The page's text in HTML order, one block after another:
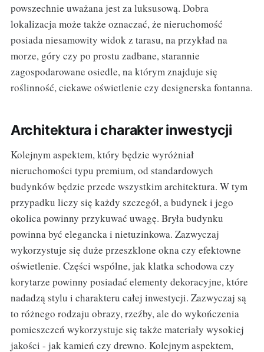
powszechnie uważana jest za luksusową. Dobra
lokalizacja może także oznaczać, że nieruchomość
posiada niesamowity widok z tarasu, na przykład na
morze, góry czy po prostu zadbane, starannie
zagospodarowane osiedle, na którym znajduje się
roślinność, ciekawe oświetlenie czy designerska fontanna.
Architektura i charakter inwestycji
Kolejnym aspektem, który będzie wyróżniał
nieruchomości typu premium, od standardowych
budynków będzie przede wszystkim architektura. W tym
przypadku liczy się każdy szczegół, a budynek i jego
okolica powinny przykuwać uwagę. Bryła budynku
powinna być elegancka i nietuzinkowa. Zazwyczaj
wykorzystuje się duże przeszklone okna czy efektowne
oświetlenie. Części wspólne, jak klatka schodowa czy
korytarze powinny posiadać elementy dekoracyjne, które
nadadzą stylu i charakteru całej inwestycji. Zazwyczaj są
to różnego rodzaju obrazy, rzeźby, ale do wykończenia
pomieszczeń wykorzystuje się także materiały wysokiej
jakości - jak kamień czy drewno. Kolejnym aspektem,